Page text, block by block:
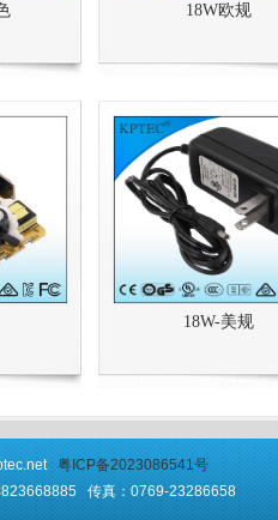
18W欧规
18W-美规
粤ICP备2023086541号
传真：0769-23286658